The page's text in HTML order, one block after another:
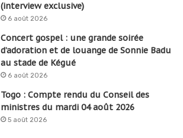
(interview exclusive)
6 août 2026
Concert gospel : une grande soirée
d’adoration et de louange de Sonnie Badu
au stade de Kégué
6 août 2026
Togo : Compte rendu du Conseil des
ministres du mardi 04 août 2026
5 août 2026